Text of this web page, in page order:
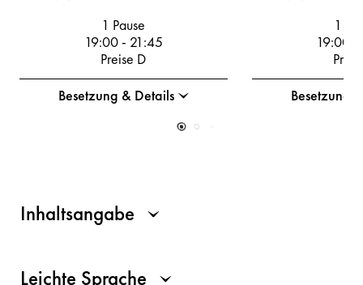
1 Pause
19:00- 21:45
Preise D
Besetzung & Details
1
19:00
Besetzung
Inhaltsangabe
Leichte Sprache